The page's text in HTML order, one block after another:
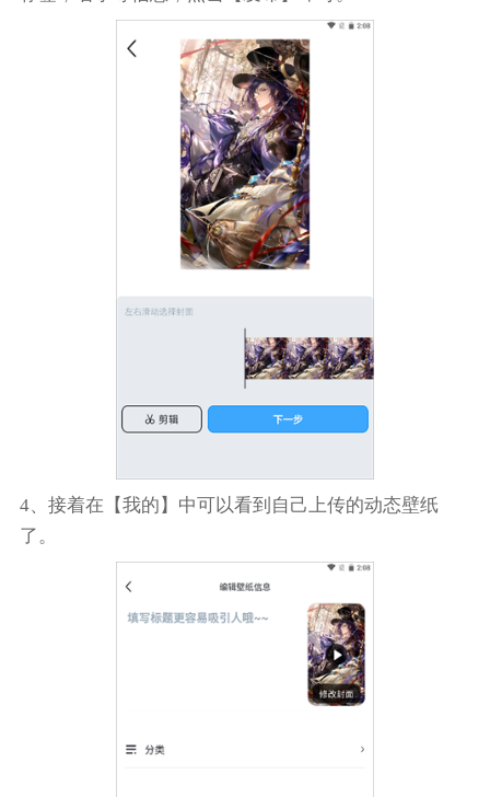
4、接着在【我的】中可以看到自己上传的动态壁纸
了。